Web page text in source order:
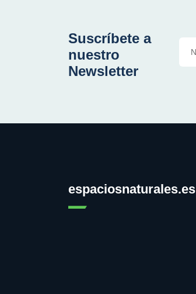
Suscríbete a
nuestro
Newsletter
espaciosnaturales.es